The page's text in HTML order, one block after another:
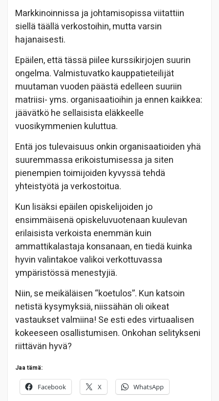
Markkinoinnissa ja johtamisopissa viitattiin
siellä täällä verkostoihin, mutta varsin
hajanaisesti.
Epäilen, että tässä piilee kurssikirjojen suurin
ongelma. Valmistuvatko kauppatieteilijät
muutaman vuoden päästä edelleen suuriin
matriisi- yms. organisaatioihin ja ennen kaikkea:
jäävätkö he sellaisista eläkkeelle
vuosikymmenien kuluttua.
Entä jos tulevaisuus onkin organisaatioiden yhä
suuremmassa erikoistumisessa ja siten
pienempien toimijoiden kyvyssä tehdä
yhteistyötä ja verkostoitua.
Kun lisäksi epäilen opiskelijoiden jo
ensimmäisenä opiskeluvuotenaan kuulevan
erilaisista verkoista enemmän kuin
ammattikalastaja konsanaan, en tiedä kuinka
hyvin valintakoe valikoi verkottuvassa
ympäristössä menestyjiä.
Niin, se meikäläisen “koetulos”. Kun katsoin
netistä kysymyksiä, niissähän oli oikeat
vastaukset valmiina! Se esti edes virtuaalisen
kokeeseen osallistumisen. Onkohan selitykseni
riittävän hyvä?
Jaa tämä:
Facebook X WhatsApp